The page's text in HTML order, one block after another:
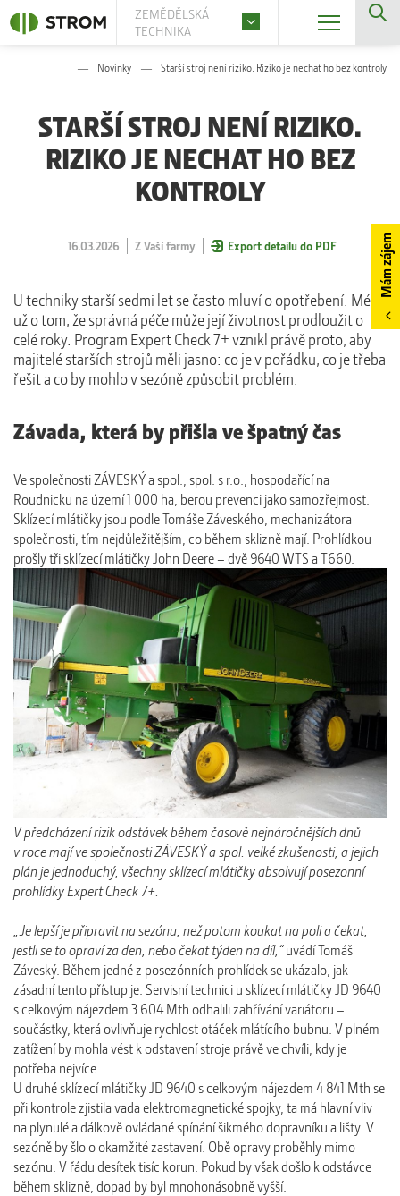
ZEMĚDĚLSKÁ
TECHNIKA
Mám zájem
Novinky Starší stroj není riziko. Riziko je nechat ho bez kontroly
STARŠÍ STROJ NENÍ RIZIKO.
RIZIKO JE NECHAT HO BEZ
KONTROLY
16.03.2026 Z Vaší farmy Export detailu do PDF
U techniky starší sedmi let se často mluví o opotřebení. Méně
už o tom, že správná péče může její životnost prodloužit o
celé roky. Program Expert Check 7+ vznikl právě proto, aby
majitelé starších strojů měli jasno: co je v pořádku, co je třeba
řešit a co by mohlo v sezóně způsobit problém.
Závada, která by přišla ve špatný čas
Ve společnosti ZÁVESKÝ a spol., spol. s r.o., hospodařící na
Roudnicku na území 1 000 ha, berou prevenci jako samozřejmost.
Sklízecí mlátičky jsou podle Tomáše Záveského, mechanizátora
společnosti, tím nejdůležitějším, co během sklizně mají. Prohlídkou
prošly tři sklízecí mlátičky John Deere – dvě 9640 WTS a T660.
V předcházení rizik odstávek během časově nejnáročnějších dnů
v roce mají ve společnosti ZÁVESKÝ a spol. velké zkušenosti, a jejich
plán je jednoduchý, všechny sklízecí mlátičky absolvují posezonní
prohlídky Expert Check 7+.
„Je lepší je připravit na sezónu, než potom koukat na poli a čekat,
jestli se to opraví za den, nebo čekat týden na díl,“uvádí Tomáš
Záveský. Během jedné z posezónních prohlídek se ukázalo, jak
zásadní tento přístup je. Servisní technici u sklízecí mlátičky JD 9640
s celkovým nájezdem 3 604 Mth odhalili zahřívání variátoru –
součástky, která ovlivňuje rychlost otáček mlátícího bubnu. V plném
zatížení by mohla vést k odstavení stroje právě ve chvíli, kdy je
potřeba nejvíce.
U druhé sklízecí mlátičky JD 9640 s celkovým nájezdem 4 841 Mth se
při kontrole zjistila vada elektromagnetické spojky, ta má hlavní vliv
na plynulé a dálkově ovládané spínání šikmého dopravníku a lišty. V
sezóně by šlo o okamžité zastavení. Obě opravy proběhly mimo
sezónu. V řádu desítek tisíc korun. Pokud by však došlo k odstávce
během sklizně, dopad by byl mnohonásobně vyšší.